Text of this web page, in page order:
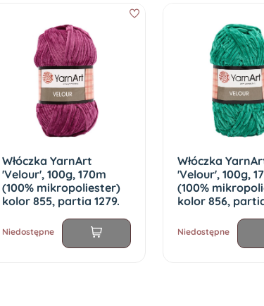
Włóczka YarnArt
'Velour', 100g, 170m
(100% mikropoliester)
kolor 855, partia 1279.
Niedostępne
Włóczka
'Velour', 100g,
(100%
kolor 856,
Niedostępne